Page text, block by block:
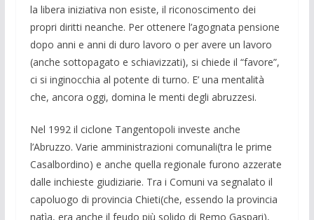
la libera iniziativa non esiste, il riconoscimento dei
propri diritti neanche. Per ottenere l’agognata pensione
dopo anni e anni di duro lavoro o per avere un lavoro
(anche sottopagato e schiavizzati), si chiede il “favore”,
ci si inginocchia al potente di turno. E’ una mentalità
che, ancora oggi, domina le menti degli abruzzesi.
Nel 1992 il ciclone Tangentopoli investe anche
l’Abruzzo. Varie amministrazioni comunali(tra le prime
Casalbordino) e anche quella regionale furono azzerate
dalle inchieste giudiziarie. Tra i Comuni va segnalato il
capoluogo di provincia Chieti(che, essendo la provincia
natìa, era anche il feudo più solido di Remo Gaspari),